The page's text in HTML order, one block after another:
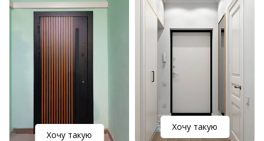
Хочу такую
Хочу такую